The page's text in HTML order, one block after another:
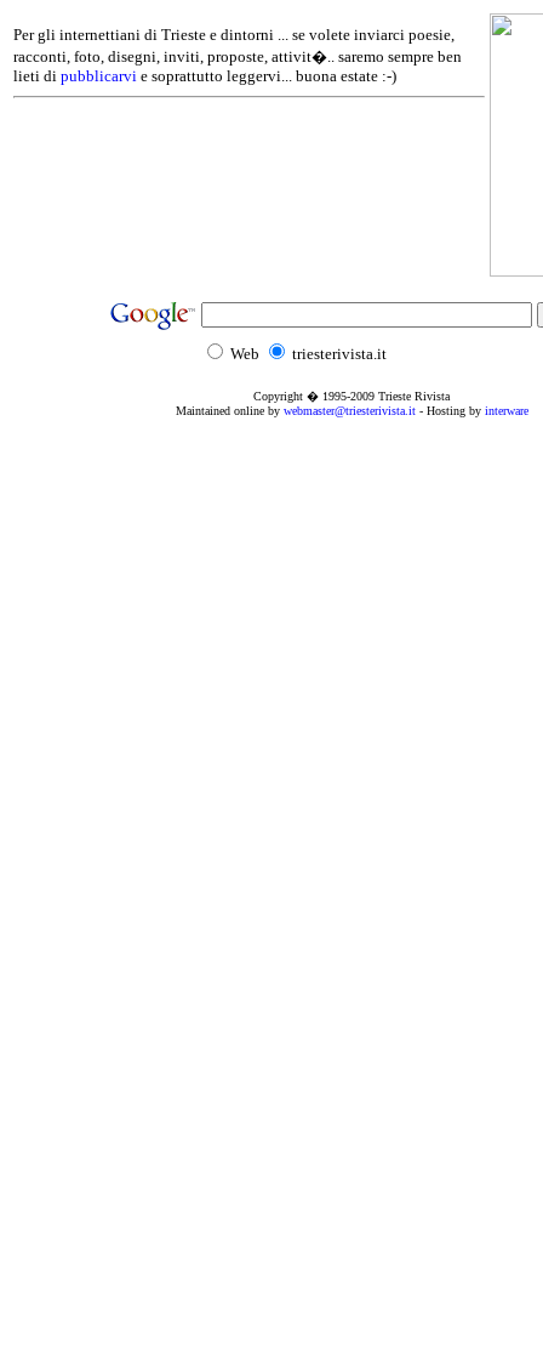
Per gli internettiani di Trieste e dintorni ... se volete inviarci poesie,
racconti, foto, disegni, inviti, proposte, attivit�.. saremo sempre ben
lieti di pubblicarvi e soprattutto leggervi... buona estate :-)
Web triesterivista.it
Copyright � 1995-2009 Trieste Rivista
Maintained online by webmaster@triesterivista.it- Hosting by interware